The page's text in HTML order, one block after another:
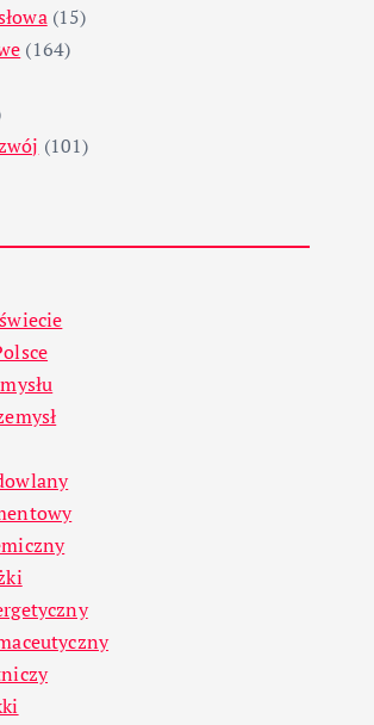
(15)
(164)
(101)